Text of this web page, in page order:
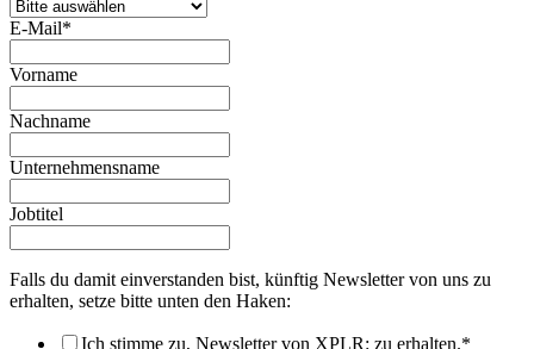
E-Mail*
Vorname
Nachname
Unternehmensname
Jobtitel
Falls du damit einverstanden bist, künftig Newsletter von uns zu
erhalten, setze bitte unten den Haken:
Ich stimme zu, Newsletter von XPLR: zu erhalten.*